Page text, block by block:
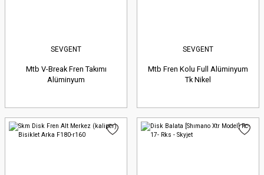
SEVGENT
Mtb V-Break Fren Takımı
Alüminyum
SEVGENT
Mtb Fren Kolu Full Alüminyum
Tk Nikel